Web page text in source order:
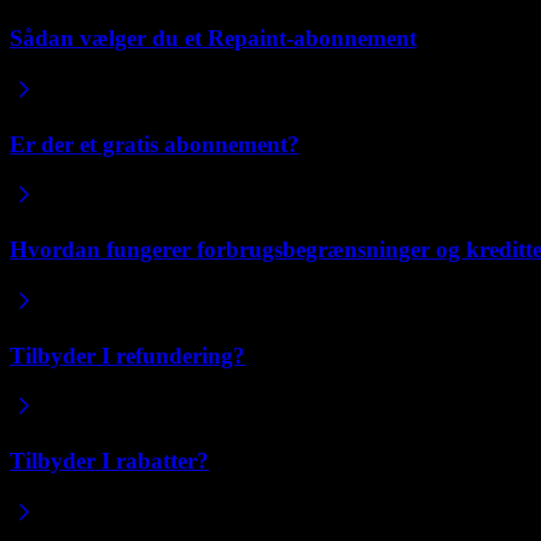
Sådan vælger du et Repaint-abonnement
Er der et gratis abonnement?
Hvordan fungerer forbrugsbegrænsninger og
Tilbyder I refundering?
Tilbyder I rabatter?